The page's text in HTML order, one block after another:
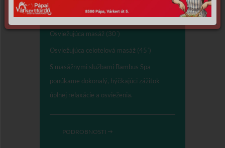
Osviežujúca masáž (30´)
Osviežujúca celotelová masáž (45´)
S masážnymi službami Bambus Spa
ponúkame dokonalý, hýčkajúci zážitok
úplnej relaxácie a osvieženia.
PODROBNOSTI